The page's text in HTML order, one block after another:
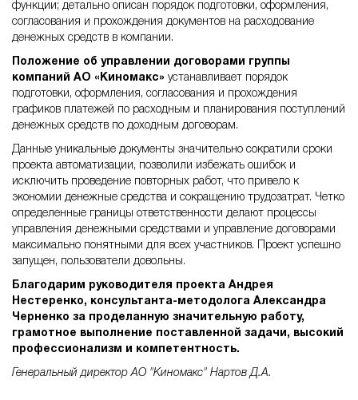
функции; детально описан порядок подготовки, оформления,
согласования и прохождения документов на расходование
денежных средств в компании.
Положение об управлении договорами группы
компаний АО «Киномакс» устанавливает порядок
подготовки, оформления, согласования и прохождения
графиков платежей по расходным и планирования поступлений
денежных средств по доходным договорам.
Данные уникальные документы значительно сократили сроки
проекта автоматизации, позволили избежать ошибок и
исключить проведение повторных работ, что привело к
экономии денежные средства и сокращению трудозатрат. Четко
определенные границы ответственности делают процессы
управления денежными средствами и управление договорами
максимально понятными для всех участников. Проект успешно
запущен, пользователи довольны.
Благодарим руководителя проекта Андрея
Нестеренко, консультанта-методолога Александра
Черненко за проделанную значительную работу,
грамотное выполнение поставленной задачи, высокий
профессионализм и компетентность.
Генеральный директор АО "Киномакс" Нартов Д.А.